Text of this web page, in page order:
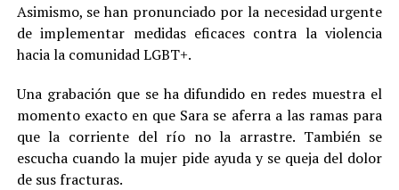
Asimismo, se han pronunciado por la necesidad urgente
de implementar medidas eficaces contra la violencia
hacia la comunidad LGBT+.
Una grabación que se ha difundido en redes muestra el
momento exacto en que Sara se aferra a las ramas para
que la corriente del río no la arrastre. También se
escucha cuando la mujer pide ayuda y se queja del dolor
de sus fracturas.